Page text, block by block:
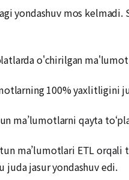
yondashuv mos
o'chirilgan
100% yaxlitligini
ma’lumotlarni qayta
ma’lumotlari ETL
juda jasur yondashuv edi.